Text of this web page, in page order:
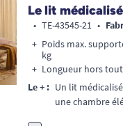
Le lit
• TE-43545-21 •
Poids max. supporté : 135 à
kg
Longueur hors tout
Le + : Un lit
une chambre